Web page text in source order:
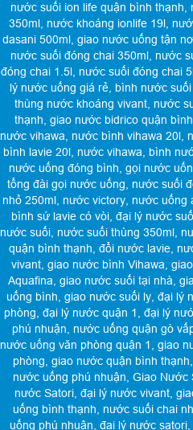
nước suối ion life quận bình thạnh,
350ml, nước khoáng ionlife 19l,
dasani 500ml, giao nước uống tận
nước suối đóng chai 350ml, nước
đóng chai 1.5l, nước suối đóng chai
lý nước uống giá rẻ, bình nước
thùng nước khoáng vivant, nước
thạnh, giao nước bidrico quận
nước vihawa, nước bình vihawa 20l,
bình lavie 20l, nước vihawa, bình
nước uống đóng bình, gọi nước
tổng đài gọi nước uống, nước suối
nhỏ 250ml, nước victory, nước uống
bình sứ lavie có vòi, đại lý nước
nước suối, nước suối thùng 350ml,
quận bình thạnh, đổi nước lavie,
vivant, giao nước bình Vihawa,
Aquafina, giao nước suối tại nhà,
uống bình, giao nước suối ly, đại lý
phòng, đại lý nước quận 1, đại lý
phú nhuận, nước uống quận gò
nước uống văn phòng quận 1, giao
phòng, giao nước quận bình thạnh,
nước uống phú nhuận, Giao Nước
nước Satori, đại lý nước vivant,
uống bình thạnh, nước suối chai
uống phú nhuận, đại lý nước satori,